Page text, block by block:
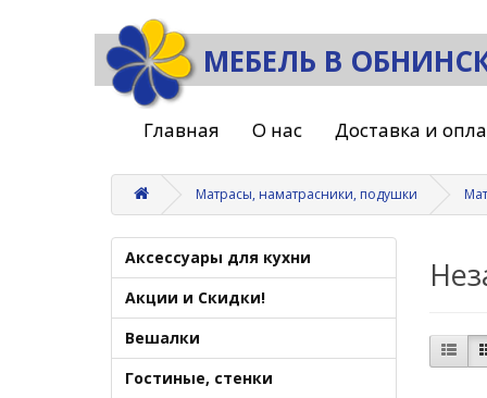
МЕБЕЛЬ В
Главная О нас Доставка и
Матрасы, наматрасники, подушки
Аксессуары для кухни
Акции и Скидки!
Вешалки
Гостиные, стенки